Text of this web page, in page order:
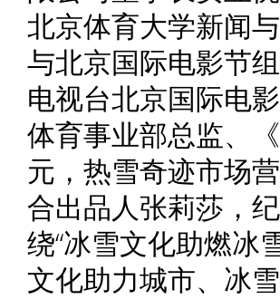
北京体育大学新闻
与北京国际电影节
电视台北京国际电
体育事业部总监、
元，热雪奇迹市场
合出品人张莉莎，
绕“冰雪文化助燃冰
文化助力城市、冰